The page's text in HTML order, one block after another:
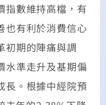
數維持高檔，有
也有利於消費信心
初期的陣痛與調
水準走升及基期偏
長。根據中經院預